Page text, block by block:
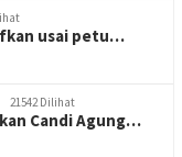
usai petu…
21542 Dilihat
Candi Agung…